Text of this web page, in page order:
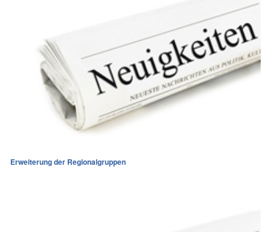
Erweiterung der Regionalgruppen